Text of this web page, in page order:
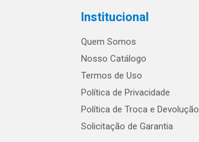
Institucional
Quem Somos
Nosso Catálogo
Termos de Uso
Política de Privacidade
Política de Troca e Devolução
Solicitação de Garantia